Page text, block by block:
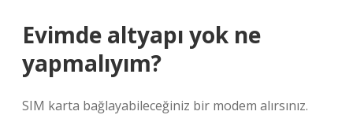
Evimde altyapı yok ne
yapmalıyım?
SIM karta bağlayabileceğiniz bir modem alırsınız.